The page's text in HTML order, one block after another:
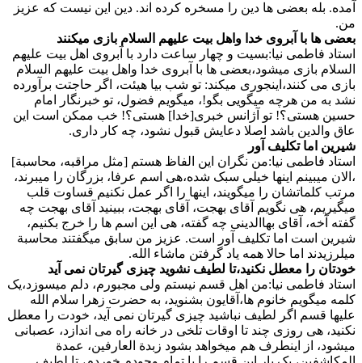
آمده. بله بعضی ها دین را مسخره کرده اند. دین این نیست که عزیز
من.
بعضی ها با آبروی خدا واهل بیت علیهم السلام بازی میکنند
استاد فاطمی نیا:بسیت و چهار ساعت دارد با آبروی اهل بیت علیهم
السلام بازی میشود،بعضی ها با آبروی خدا واهل بیت علیهم السلام
بازی می کنند،اینجوری میکند: تو شب بیا هیئت، اگر حاجتت برآورده
نشد به من هرچه میگویی بگو!، میگویم فضول، تو خبرنگار امام
حسین هستی؟! تو آژانس خبری[خدا] هستی؟! خب ممکن است این
عاق والدین باشد اصلا دعایش قبول نشود، چه کار داری.
شیرین اما تکلیف آور
استاد فاطمی نیا:من نگران این الفاظ هستم [مثل مراقبه، محاسبة]
،الان میبینم اینها خیلی سبک شده،هی اسم عرفا، بزرگان را میبرند،
مرتب کلماتشان را میگویند، اینها را اگر عمل نکنیم قساوت قلب
میگیریم، هی نگویم آقای بهجت، آقای بهجت، ببینید آقای بهجت چه
گفته آخه، آقای بهاالدینی چه گفته، هی این اسم ها را خرج بکنیم،
شیرین است اما تکلیف آور است. عزیز من سابق میگفتند محاسبة
میلرزیدند اما حالا همه یاد گرفتن ماشاء الله.
خودتان را معطل نکنید،تا لطیف نشوید چیزی گیرتان نمی آید
استاد فاطمی نیا:من اهل قسم نیستم ولی مجبورم، دلم میسوزد،یک
کلمه میگویم خانوم ها،آقایون بشنوید، به حضرت زهرا سلام الله
علیها قسم اگر لطیف نباشید چیزی گیرتان نمی آید، خودت را معطل
نکنید، هی روزی چند تا اوقات تلخی در خانه راه می اندازد، عصبانی
میشود، از اینطرف هم میخواهد بشود زبدة العارفین، عمدة